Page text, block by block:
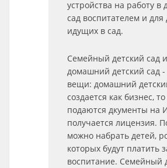
устройства на работу в
сад воспитателем и для
идущих в сад.
Семейный детский сад и
домашний детский сад
вещи: домашний
создается как бизнес,
подаются дкументы на
получается лицензия.
можно набрать детей,
которых будут платить
воспитание. Семейный